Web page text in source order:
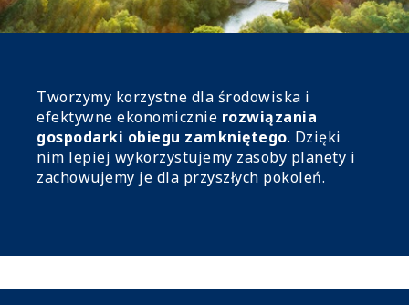
Tworzymy korzystne dla środowiska i
efektywne ekonomicznie rozwiązania
gospodarki obiegu zamkniętego. Dzięki
nim lepiej wykorzystujemy zasoby planety i
zachowujemy je dla przyszłych pokoleń.